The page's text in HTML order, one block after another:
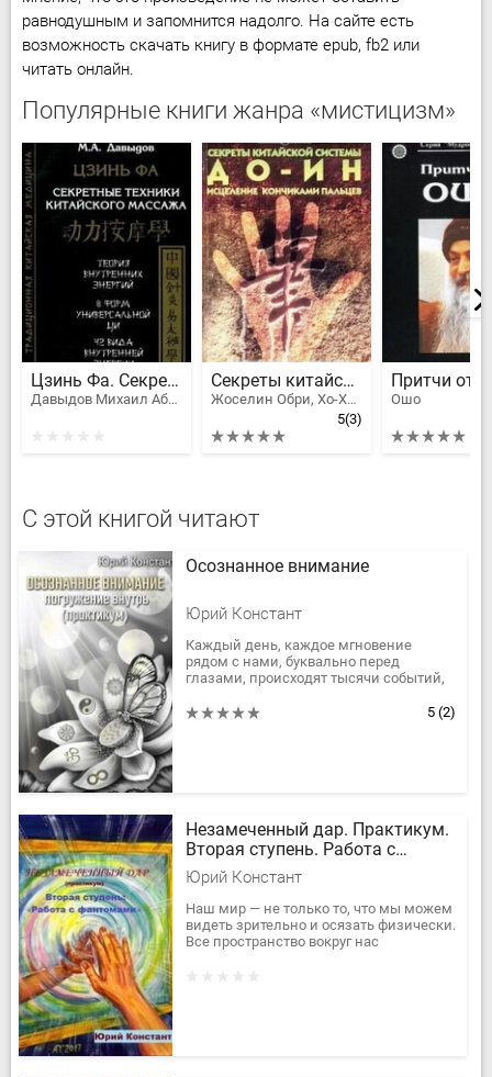
равнодушным и запомнится надолго. На сайте есть
возможность скачать книгу в формате epub, fb2 или
читать онлайн.
Популярные книги жанра «мистицизм»
Цзинь Фа. Секретные техники китайского массажа
Давыдов Михаил Абрамович
Секреты китайской системы До-Ин. Исцеление кончиками пальцев
Жоселин Обри, Хо-Хань Чан
5(3)
Притчи от
Ошо
С этой книгой читают
Осознанное внимание
Юрий Констант
Каждый день, каждое мгновение
рядом с нами, буквально перед
глазами, происходят тысячи событий,
важными, поворотными в нашей
5 (2)
Незамеченный дар. Практикум.
Вторая ступень. Работа с
фантомами
Юрий Констант
Наш мир — не только то, что мы можем
видеть зрительно и осязать физически.
Все пространство вокруг нас